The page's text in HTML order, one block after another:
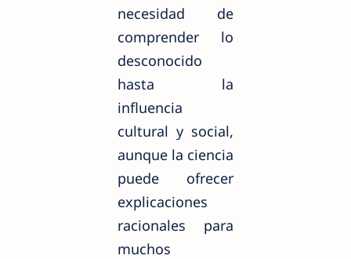
necesidad de
comprender lo
desconocido
hasta la
influencia
cultural y social,
aunque la ciencia
puede ofrecer
explicaciones
racionales para
muchos